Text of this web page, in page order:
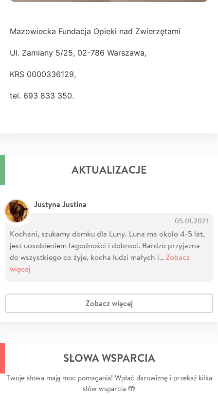
Mazowiecka Fundacja Opieki nad Zwierzętami
Ul. Zamiany 5/25, 02-786 Warszawa,
KRS 0000336129,
tel. 693 833 350.
AKTUALIZACJE
Justyna Justina
05.01.2021
Kochani, szukamy domku dla Luny. Luna ma okolo 4-5 lat,
jest uosobieniem łagodności i dobroci. Bardzo przyjazna
do wszystkiego co żyje, kocha ludzi małych i… Zobacz
więcej
Zobacz więcej
SŁOWA WSPARCIA
Twoje słowa mają moc pomagania! Wpłać darowiznę i przekaż kilka
słów wsparcia 🤲